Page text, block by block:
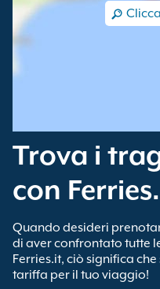
Trova i
con
Quando desideri
di aver confrontato tutte
Ferries.it, ciò significa
tariffa per il tuo viaggio!